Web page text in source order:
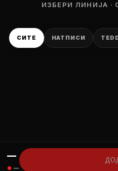
ИЗБЕРИ ЛИНИЈА ·
СИТЕ НАТПИСИ
—
● —